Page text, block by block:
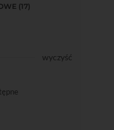
(17)
wyczyść